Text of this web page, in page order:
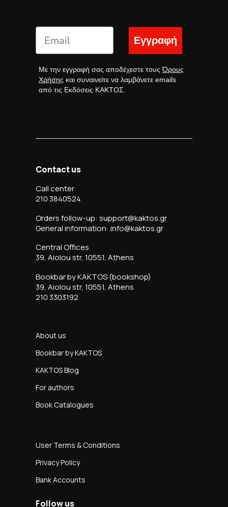
Εγγραφή
Με την εγγραφή σας αποδέχεστε τουςΌρους
Χρήσης και συναινείτε να λαμβάνετε emails
από τις Εκδόσεις ΚΑΚΤΟΣ.
Contact us
Call center
210 3840524
Orders follow-up: support@kaktos.gr
General information: info@kaktos.gr
Central Offices
39, Aiolou str, 10551, Athens
Bookbar by KAKTOS (bookshop)
39, Aiolou str, 10551, Athens
210 3303192
About us
Bookbar by KAKTOS
KAKTOS Blog
For authors
Book Catalogues
User Terms & Conditions
Privacy Policy
Bank Accounts
Follow us